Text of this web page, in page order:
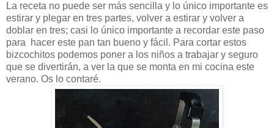
La receta no puede ser más sencilla y lo único importante es
estirar y plegar en tres partes, volver a estirar y volver a
doblar en tres; casi lo único importante a recordar este paso
para hacer este pan tan bueno y fácil. Para cortar estos
bizcochitos podemos poner a los niños a trabajar y seguro
que se divertirán, a ver la que se monta en mi cocina este
verano. Os lo contaré.